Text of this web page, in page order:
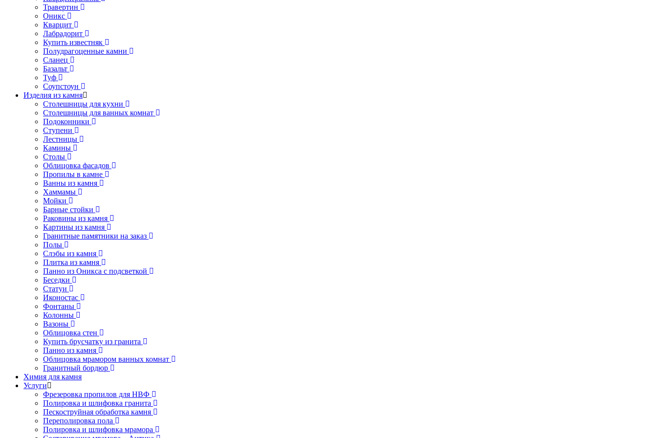
Травертин
Оникс
Кварцит
Лабрадорит
Купить известняк
Полудрагоценные камни
Сланец
Базальт
Туф
Соупстоун
Изделия из камня
Столешницы для кухни
Столешницы для ванных комнат
Подоконники
Ступени
Лестницы
Камины
Столы
Облицовка фасадов
Пропилы в камне
Ванны из камня
Хаммамы
Мойки
Барные стойки
Раковины из камня
Картины из камня
Гранитные памятники на заказ
Полы
Слэбы из камня
Плитка из камня
Панно из Оникса с подсветкой
Беседки
Статуи
Иконостас
Фонтаны
Колонны
Вазоны
Облицовка стен
Купить брусчатку из гранита
Панно из камня
Облицовка мрамором ванных комнат
Гранитный бордюр
Химия для камня
Услуги
Фрезеровка пропилов для НВФ
Полировка и шлифовка гранита
Пескоструйная обработка камня
Переполировка пола
Полировка и шлифовка мрамора